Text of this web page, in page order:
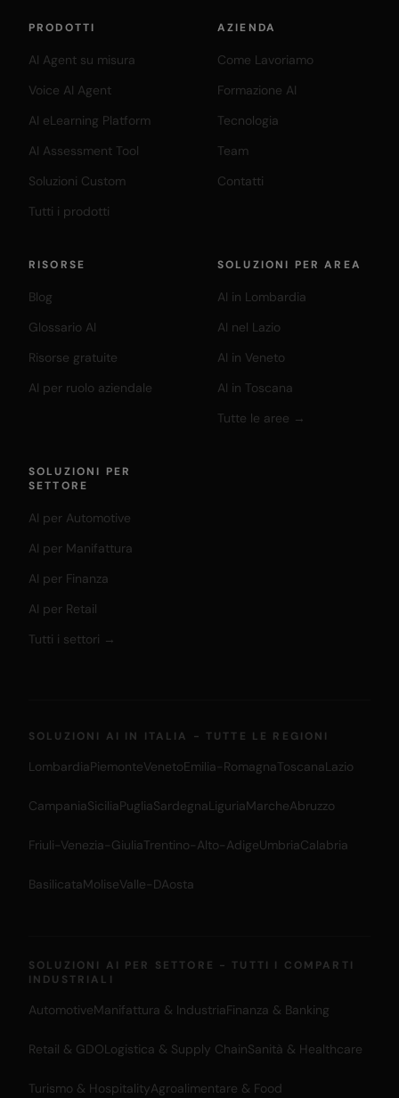
PRODOTTI
AI Agent su misura
Voice AI Agent
AI eLearning Platform
AI Assessment Tool
Soluzioni Custom
Tutti i prodotti
AZIENDA
Come Lavoriamo
Formazione AI
Tecnologia
Team
Contatti
RISORSE
Blog
Glossario AI
Risorse gratuite
AI per ruolo aziendale
SOLUZIONI PER AREA
AI in Lombardia
AI nel Lazio
AI in Veneto
AI in Toscana
Tutte le aree →
SOLUZIONI PER
SETTORE
AI per Automotive
AI per Manifattura
AI per Finanza
AI per Retail
Tutti i settori →
SOLUZIONI AI IN ITALIA - TUTTE LE REGIONI
LombardiaPiemonteVenetoEmilia-RomagnaToscanaLazio
CampaniaSiciliaPugliaSardegnaLiguriaMarcheAbruzzo
Friuli-Venezia-GiuliaTrentino-Alto-AdigeUmbriaCalabria
BasilicataMoliseValle-DAosta
SOLUZIONI AI PER SETTORE - TUTTI I COMPARTI
INDUSTRIALI
AutomotiveManifattura & IndustriaFinanza & Banking
Retail & GDOLogistica & Supply ChainSanità & Healthcare
Turismo & HospitalityAgroalimentare & Food